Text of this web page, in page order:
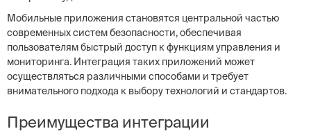
Мобильные приложения становятся центральной частью
современных систем безопасности, обеспечивая
пользователям быстрый доступ к функциям управления и
мониторинга. Интеграция таких приложений может
осуществляться различными способами и требует
внимательного подхода к выбору технологий и стандартов.
Преимущества интеграции